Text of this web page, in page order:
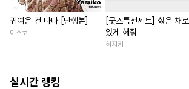
귀여운 건 나다 [단행본]
야스코
[굿즈특전세트] 싫은 채로
있게 해줘
히지키
실시간 랭킹